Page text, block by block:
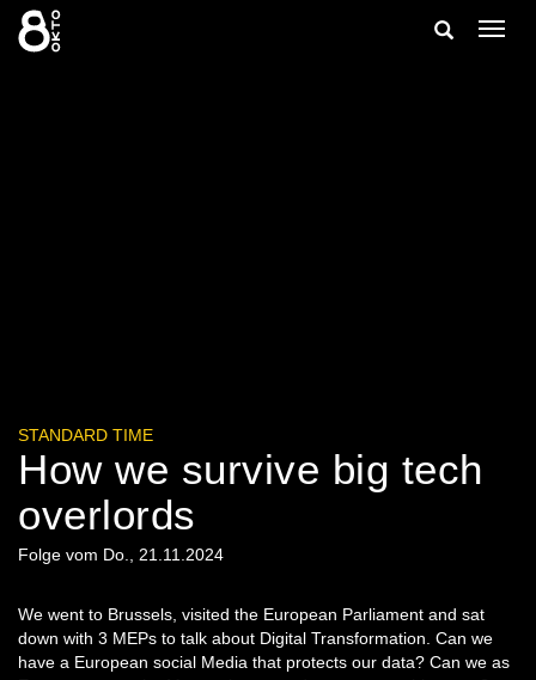
Zum
Inhalt
springen
Suche
STANDARD TIME
How we survive big tech
overlords
Folge vom Do., 21.11.2024
We went to Brussels, visited the European Parliament and sat
down with 3 MEPs to talk about Digital Transformation. Can we
have a European social Media that protects our data? Can we as